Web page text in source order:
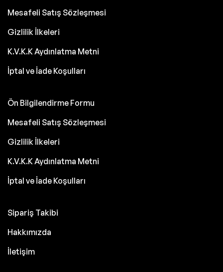
Mesafeli Satış Sözleşmesi
Gizlilik İlkeleri
K.V.K.K Aydınlatma Metni
İptal ve İade Koşulları
Ön Bilgilendirme Formu
Mesafeli Satış Sözleşmesi
Gizlilik İlkeleri
K.V.K.K Aydınlatma Metni
İptal ve İade Koşulları
Sipariş Takibi
Hakkımızda
İletişim